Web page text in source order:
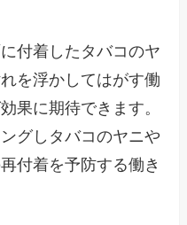
付着したタバコのヤ
を浮かしてはがす働
果に期待できます。
グしタバコのヤニや
付着を予防する働き